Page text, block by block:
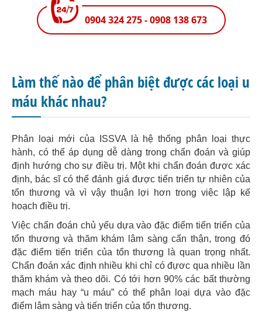
0904 324 275 - 0908 138 673
Làm thế nào để phân biệt được các loại u
máu khác nhau?
Phân loại mới của ISSVA là hệ thống phân loại thực
hành, có thể áp dụng dễ dàng trong chẩn đoán và giúp
định hướng cho sự điều trị. Một khi chẩn đoán được xác
định, bác sĩ có thể đánh giá được tiến triển tự nhiên của
tổn thương và vì vậy thuận lợi hơn trong việc lập kế
hoạch điều trị.
Việc chẩn đoán chủ yếu dựa vào đặc điểm tiến triển của
tổn thương và thăm khám lâm sàng cẩn thận, trong đó
đặc điểm tiến triển của tổn thương là quan trọng nhất.
Chẩn đoán xác định nhiều khi chỉ có đựơc qua nhiều lần
thăm khám và theo dõi. Có tới hơn 90% các bất thường
mạch máu hay “u máu” có thể phân loại dựa vào đặc
điểm lâm sàng và tiến triển của tổn thương.